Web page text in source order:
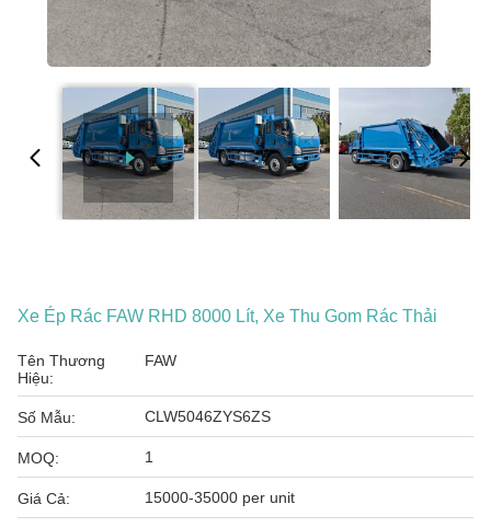
Xe Ép Rác FAW RHD 8000 Lít, Xe Thu Gom Rác Thải
Tên Thương
Hiệu:
FAW
Số Mẫu: CLW5046ZYS6ZS
MOQ: 1
Giá Cả: 15000-35000 per unit